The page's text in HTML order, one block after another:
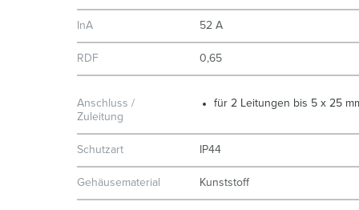
InA 52 A
RDF 0,65
Anschluss /
Zuleitung
für 2 Leitungen bis 5 x 25
Schutzart IP44
Gehäusematerial Kunststoff